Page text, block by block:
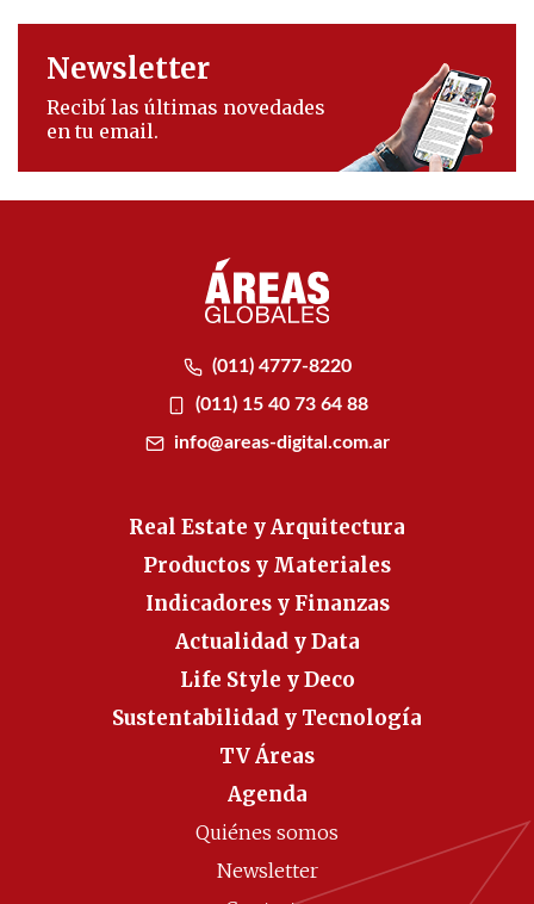
Newsletter
Recibí las últimas novedades
en tu email.
(011) 4777-8220
(011) 15 40 73 64 88
info@areas-digital.com.ar
Real Estate y Arquitectura
Productos y Materiales
Indicadores y Finanzas
Actualidad y Data
Life Style y Deco
Sustentabilidad y Tecnología
TV Áreas
Agenda
Quiénes somos
Newsletter